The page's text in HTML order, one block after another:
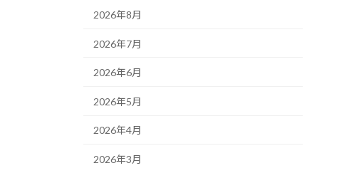
2026年8月
2026年7月
2026年6月
2026年5月
2026年4月
2026年3月